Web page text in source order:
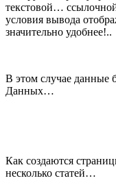
текстовой…
условия вывода
значительно удобнее!..
В этом случае данные
Данных…
Как создаются
несколько статей…